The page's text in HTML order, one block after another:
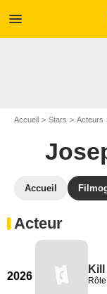
menu
Accueil Stars Acteurs
Accueil
Acteur
2026